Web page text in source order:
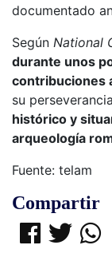
documentado
Según National
durante unos
contribuciones
su
histórico y
arqueología
Fuente: telam
Compartir